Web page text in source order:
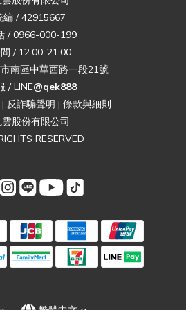
編 / 42915667
/ 0966-000-199
/ 12:00-21:00
南區中華西路一段21號
/ LINE@qek888
| 反詐騙聲明 | 條款與細則
股份有限公司
RESERVED